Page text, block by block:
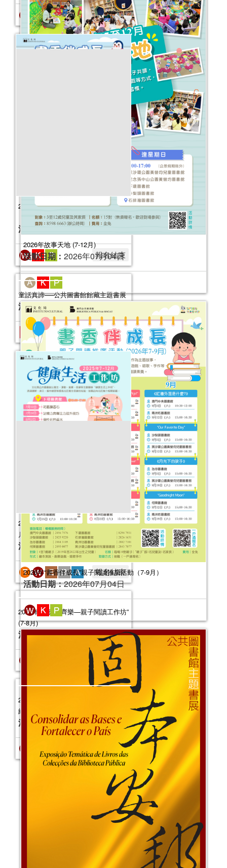
2026年故事天地 (7-12月)
活動日期： 2026年07月04日
2026年“書香伴成長”親子閱讀推廣活動（7-9月）
活動日期：2026年07月04日
報名結束
2025年“書香伴成長”親子閱讀推廣活動
（10-12月）
活動日期：2025年10月04日
報名結束
2025健康生活工作坊（2025年7-12
月）
活動日期：
報名結束
2025年“節慶齊齊樂—親子閱讀工作坊”
2025年07月05日
報名結束
2025年嬰幼兒親子閱讀推廣活動-嬰幼